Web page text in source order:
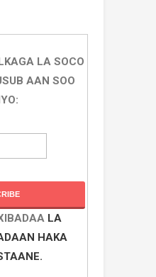
LA SOCO
AAN SOO
LA
HAKA